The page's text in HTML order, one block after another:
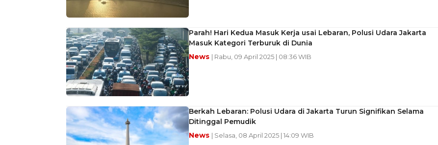
Parah! Hari Kedua Masuk Kerja usai Lebaran, Polusi Udara Jakarta
Masuk Kategori Terburuk di Dunia
News | Rabu, 09 April 2025 | 08:36 WIB
Berkah Lebaran: Polusi Udara di Jakarta Turun Signifikan Selama
Ditinggal Pemudik
News | Selasa, 08 April 2025 | 14:09 WIB